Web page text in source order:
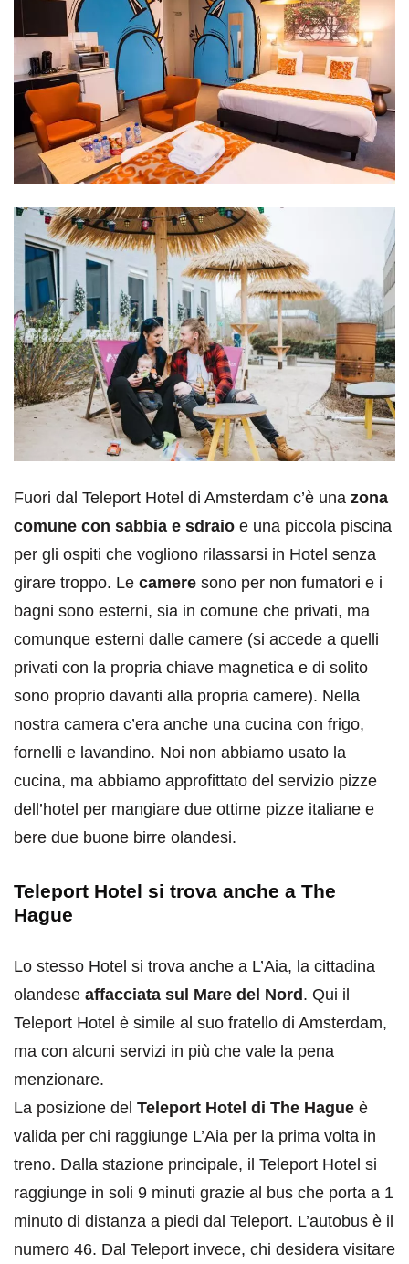
Fuori dal Teleport Hotel di Amsterdam c’è una zona
comune con sabbia e sdraio e una piccola piscina
per gli ospiti che vogliono rilassarsi in Hotel senza
girare troppo. Le camere sono per non fumatori e i
bagni sono esterni, sia in comune che privati, ma
comunque esterni dalle camere (si accede a quelli
privati con la propria chiave magnetica e di solito
sono proprio davanti alla propria camere). Nella
nostra camera c’era anche una cucina con frigo,
fornelli e lavandino. Noi non abbiamo usato la
cucina, ma abbiamo approfittato del servizio pizze
dell’hotel per mangiare due ottime pizze italiane e
bere due buone birre olandesi.
Teleport Hotel si trova anche a The
Hague
Lo stesso Hotel si trova anche a L’Aia, la cittadina
olandese affacciata sul Mare del Nord . Qui il
Teleport Hotel è simile al suo fratello di Amsterdam,
ma con alcuni servizi in più che vale la pena
menzionare.
La posizione del Teleport Hotel di The Hague è
valida per chi raggiunge L’Aia per la prima volta in
treno. Dalla stazione principale, il Teleport Hotel si
raggiunge in soli 9 minuti grazie al bus che porta a 1
minuto di distanza a piedi dal Teleport. L’autobus è il
numero 46. Dal Teleport invece, chi desidera visitare